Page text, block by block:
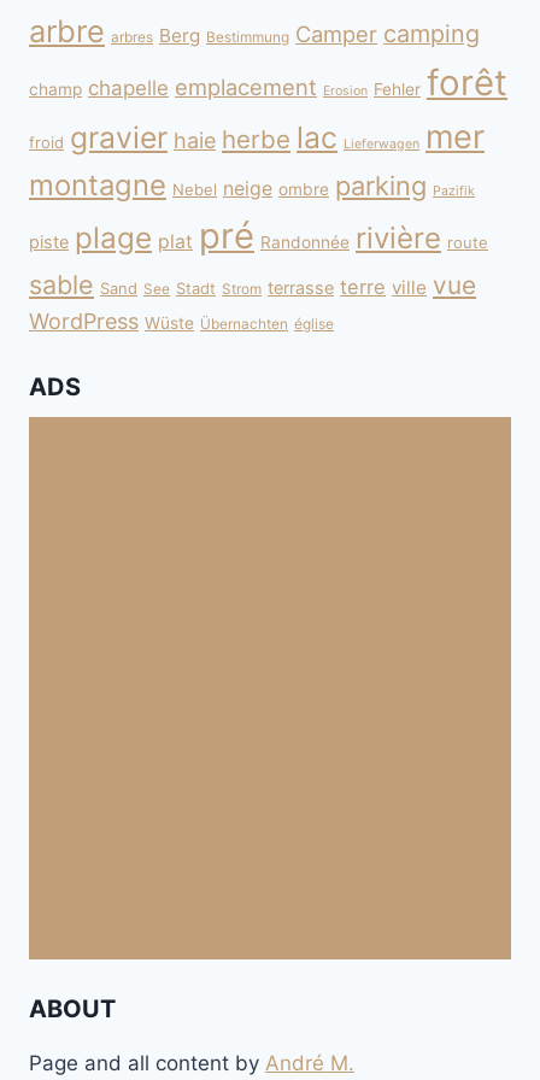
arbre arbres Berg Bestimmung Camper camping
champ chapelle emplacement Erosion Fehler forêt
froid gravier haie herbe lac Lieferwagen mer
montagne Nebel neige ombre parking Pazifik
piste plage plat pré Randonnée rivière route
sable Sand See Stadt Strom terrasse terre ville vue
WordPress Wüste Übernachten église
ADS
ABOUT
Page and all content by André M.